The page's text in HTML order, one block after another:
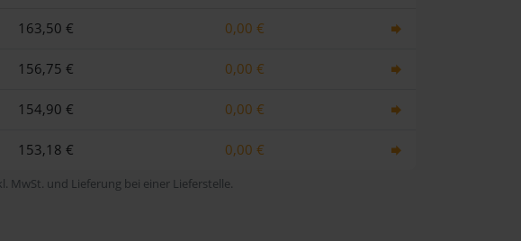
163,50 € 0,00 €
156,75 € 0,00 €
154,90 € 0,00 €
153,18 € 0,00 €
MwSt. und Lieferung bei einer Lieferstelle.